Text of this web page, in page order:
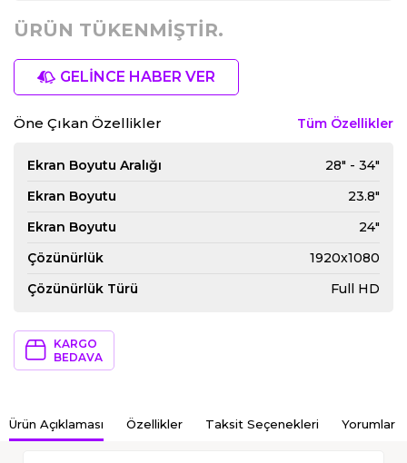
ÜRÜN TÜKENMİŞTİR.
GELİNCE HABER VER
Öne Çıkan Özellikler Tüm Özellikler
Ekran Boyutu Aralığı
28" - 34"
Ekran Boyutu
23.8"
Ekran Boyutu
24"
Çözünürlük
1920x1080
Çözünürlük Türü
Full HD
KARGO
BEDAVA
Ürün Açıklaması Özellikler Taksit Seçenekleri Yorumlar